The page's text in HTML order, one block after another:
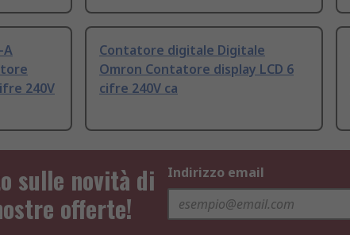
A
240V
Contatore digitale Digitale
Omron Contatore display LCD 6
cifre 240V ca
sulle novità di
offerte!
Indirizzo email